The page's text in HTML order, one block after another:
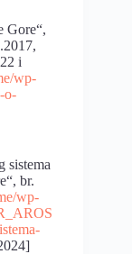
Gore“,
i
wp-
o-
sistema
br.
wp-